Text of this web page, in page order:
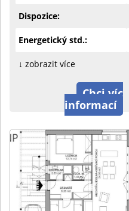
Dispozice:
Energetický std.:
↓ zobrazit více
Chci víc
informací